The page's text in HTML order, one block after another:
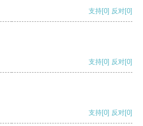
支持[0] 反对[0]
支持[0] 反对[0]
支持[0] 反对[0]